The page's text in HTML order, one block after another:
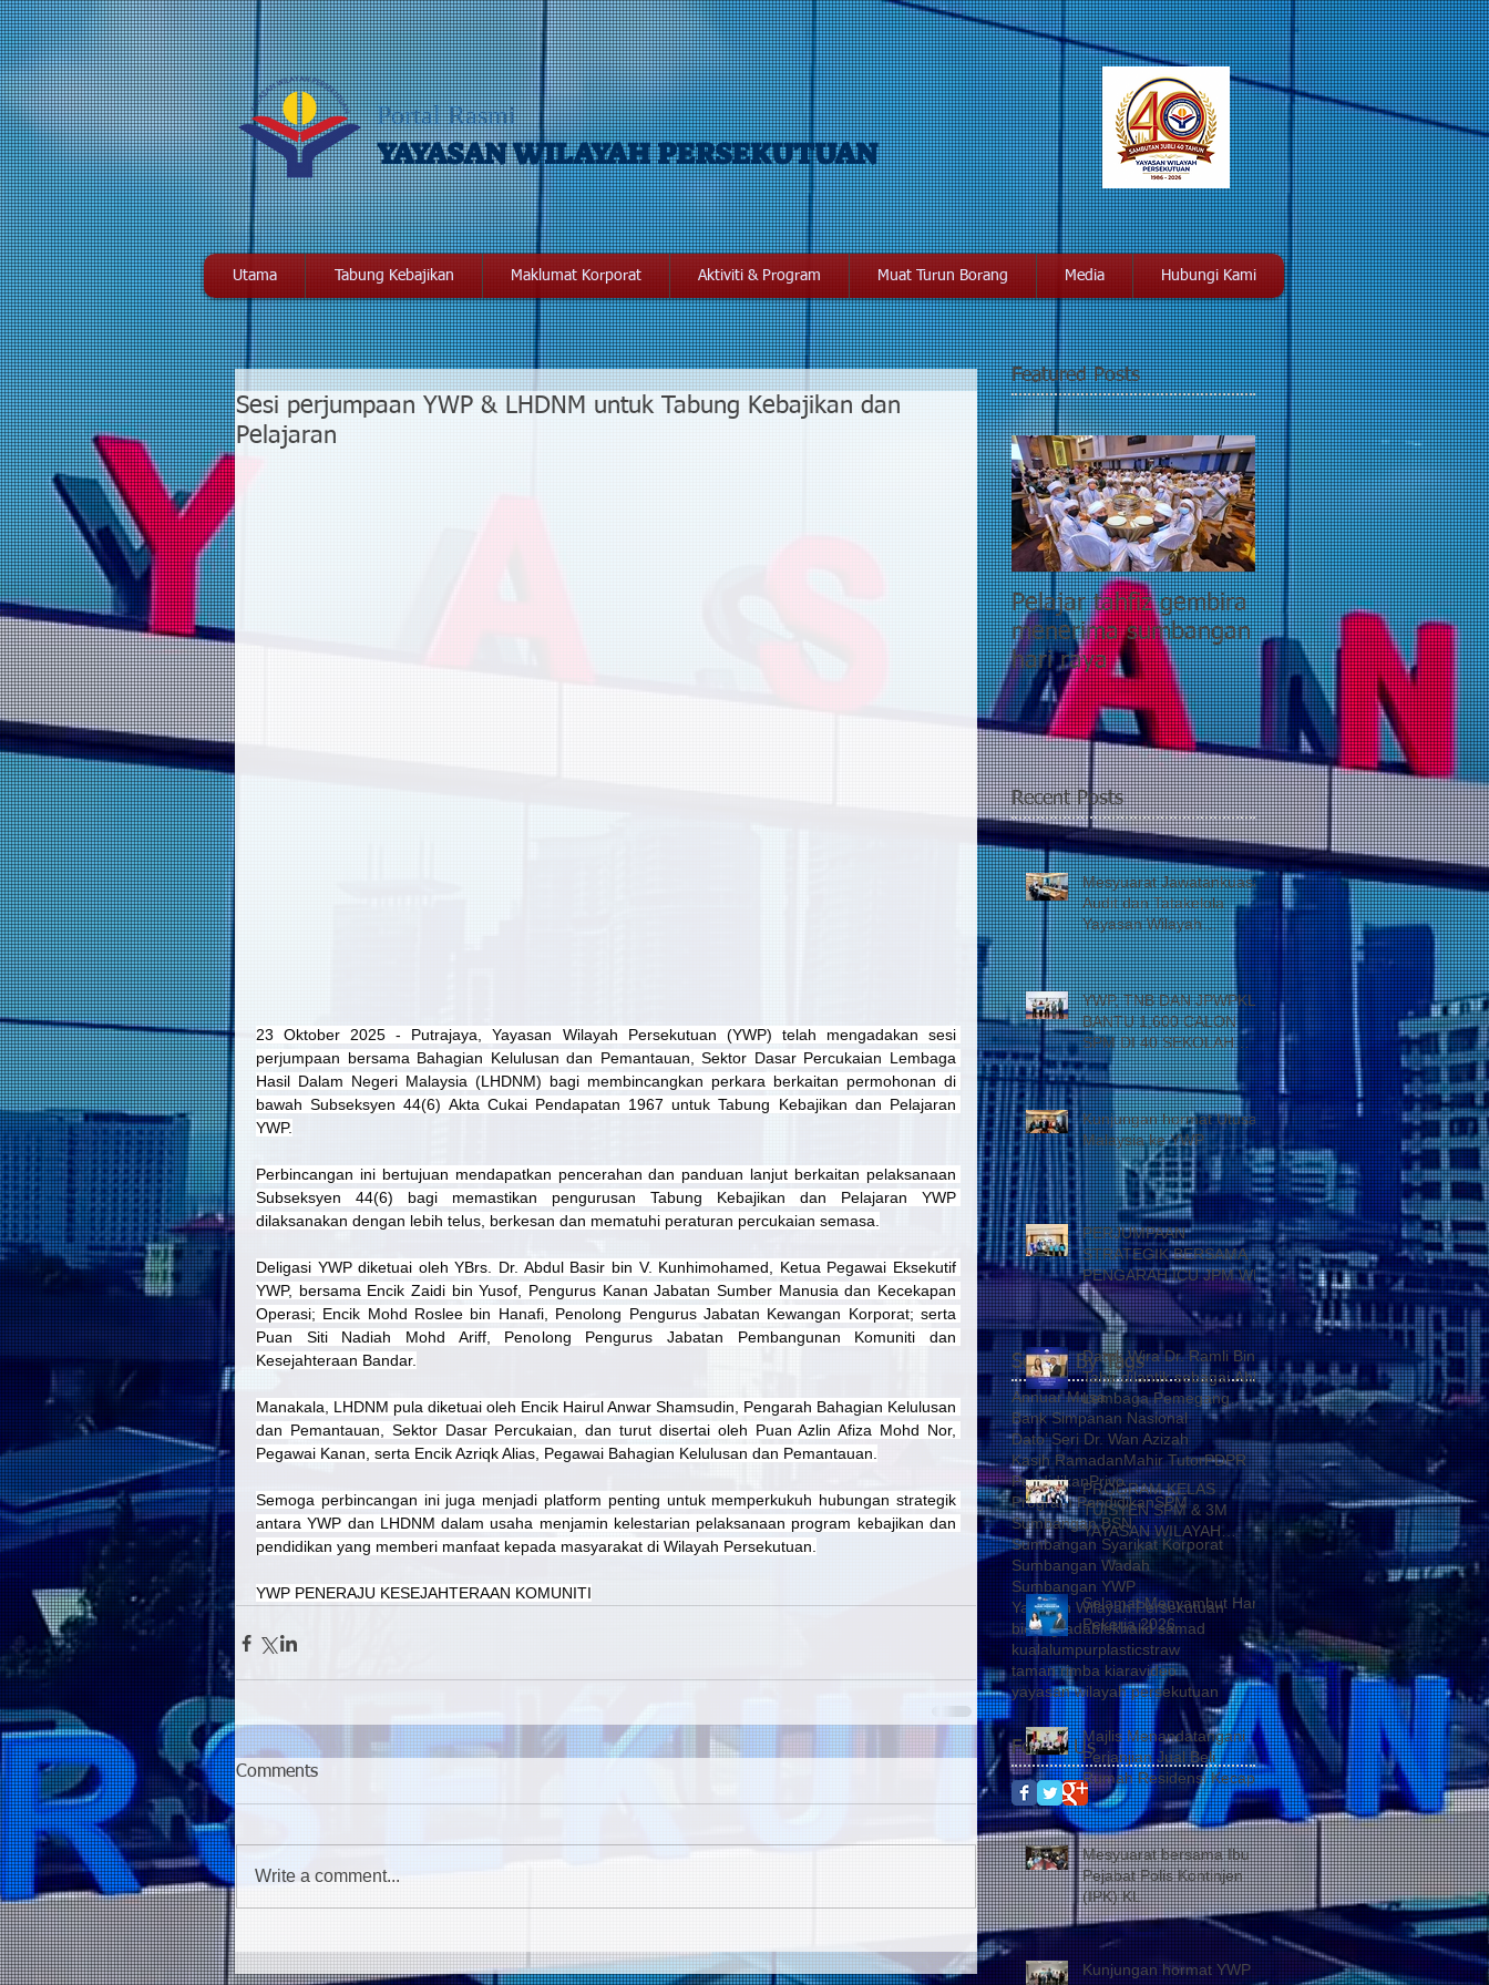
Portal Rasmi
YAYASAN WILAYAH PERSEKUTUAN
Utama Tabung Kebajikan Maklumat Korporat Aktiviti & Program Muat Turun Borang Media Hubungi Kami
Sesi perjumpaan YWP & LHDNM untuk Tabung Kebajikan dan
Pelajaran
23 Oktober 2025 - Putrajaya, Yayasan Wilayah Persekutuan (YWP) telah mengadakan sesi
perjumpaan bersama Bahagian Kelulusan dan Pemantauan, Sektor Dasar Percukaian Lembaga
Hasil Dalam Negeri Malaysia (LHDNM) bagi membincangkan perkara berkaitan permohonan di
bawah Subseksyen 44(6) Akta Cukai Pendapatan 1967 untuk Tabung Kebajikan dan Pelajaran
YWP.
Perbincangan ini bertujuan mendapatkan pencerahan dan panduan lanjut berkaitan pelaksanaan
Subseksyen 44(6) bagi memastikan pengurusan Tabung Kebajikan dan Pelajaran YWP
dilaksanakan dengan lebih telus, berkesan dan mematuhi peraturan percukaian semasa.
Deligasi YWP diketuai oleh YBrs. Dr. Abdul Basir bin V. Kunhimohamed, Ketua Pegawai Eksekutif
YWP, bersama Encik Zaidi bin Yusof, Pengurus Kanan Jabatan Sumber Manusia dan Kecekapan
Operasi; Encik Mohd Roslee bin Hanafi, Penolong Pengurus Jabatan Kewangan Korporat; serta
Puan Siti Nadiah Mohd Ariff, Penolong Pengurus Jabatan Pembangunan Komuniti dan
Kesejahteraan Bandar.
Manakala, LHDNM pula diketuai oleh Encik Hairul Anwar Shamsudin, Pengarah Bahagian Kelulusan
dan Pemantauan, Sektor Dasar Percukaian, dan turut disertai oleh Puan Azlin Afiza Mohd Nor,
Pegawai Kanan, serta Encik Azriqk Alias, Pegawai Bahagian Kelulusan dan Pemantauan.
Semoga perbincangan ini juga menjadi platform penting untuk memperkukuh hubungan strategik
antara YWP dan LHDNM dalam usaha menjamin kelestarian pelaksanaan program kebajikan dan
pendidikan yang memberi manfaat kepada masyarakat di Wilayah Persekutuan.
YWP PENERAJU KESEJAHTERAAN KOMUNITI
Comments
Write a comment...
Featured Posts
Pelajar tahfiz gembira
menerima sumbangan
hari raya
YWP bantu pesakit
pasca COVID-19
kategori 5 di PPR
Taman Wahyu 2
Recent Posts
Search By Tags
Annuar Musa
Bank Simpanan Nasional
Dato’ Seri Dr. Wan Azizah
Kasih RamadanMahir TutorPDPR
PendidikanPrivo
Program PendidikanSPM
Sumbangan BSN
Sumbangan Syarikat Korporat
Sumbangan Wadah
Sumbangan YWP
Yayasan Wilayah Persekutuan
biodegradablekhalid samad
kualalumpurplasticstraw
taman rimba kiaravideo
yayasan wilayah persekutuan
Follow Us
Mesyuarat Jawatankuasa
Audit dan Tatakelola
Yayasan Wilayah
Persekutuan (JATK)
YWP, TNB DAN JPWPKL
BANTU 1,600 CALON
SPM DI 40 SEKOLAH
KUALA LUMPUR
Kunjungan hormat Utusan
Malaysia ke YWP
PERJUMPAAN
STRATEGIK BERSAMA
PENGARAH ICU JPM WP
Datuk Wira Dr. Ramli Bin
Tahir dilantik sebagai Ahli
Lembaga Pemegang
Amanah Yayasan Wilayah
Persekutuan
PROGRAM KELAS
TUISYEN SPM & 3M
YAYASAN WILAYAH
PERSEKUTUAN –
YAYASAN HASANAH
CATAT KEJAYAAN
MEMBANGGAKAN
Selamat Menyambut Hari
Pekerja 2026
Majlis Menandatangani
Perjanjian Jual Beli
Rumah Residensi Kecapi
Mesyuarat bersama Ibu
Pejabat Polis Kontinjen
(IPK) KL
Kunjungan hormat YWP